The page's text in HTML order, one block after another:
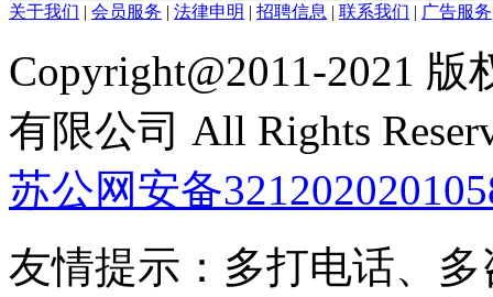
关于我们 | 会员服务 | 法律申明 | 招聘信息 | 联系我们 | 广告服务
Copyright@2011-2021
有限公司 All Rights
苏公网安备
友情提示：多打电话、